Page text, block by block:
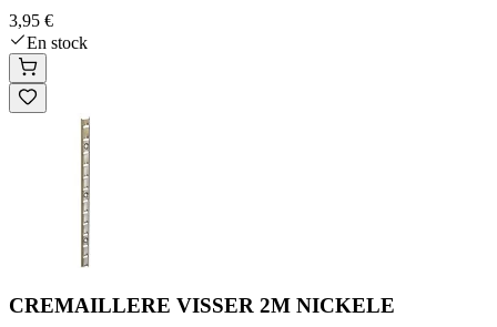
3,95 €
En stock
CREMAILLERE VISSER 2M NICKELE